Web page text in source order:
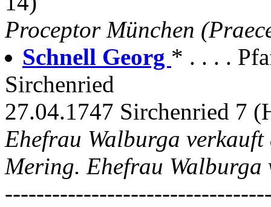
Proceptor München
Schnell Georg * . . . .
Sirchenried
27.04.1747 Sirchenried 7
Ehefrau Walburga
Mering. Ehefrau Walburga